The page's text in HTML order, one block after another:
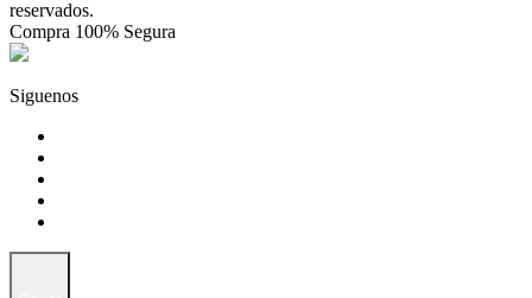
reservados.
Compra 100% Segura
Siguenos